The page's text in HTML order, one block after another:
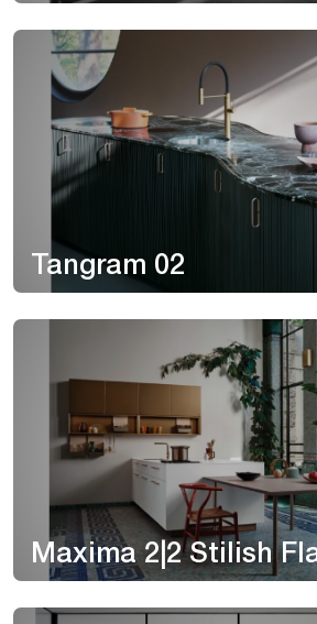
Tangram 02
Maxima 2|2 Stilish